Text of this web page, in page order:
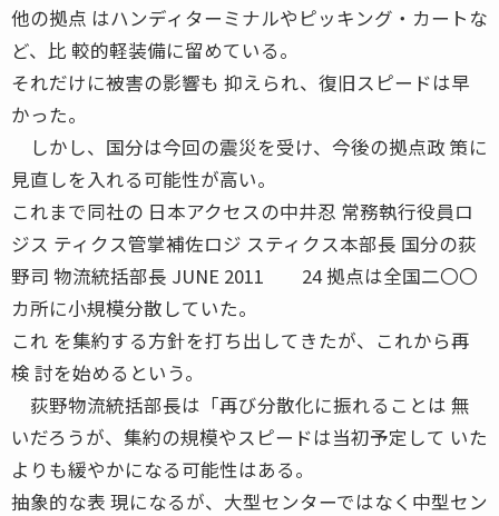
他の拠点 はハンディターミナルやピッキング・カートな
ど、比 較的軽装備に留めている。
それだけに被害の影響も 抑えられ、復旧スピードは早
かった。
しかし、国分は今回の震災を受け、今後の拠点政 策に
見直しを入れる可能性が高い。
これまで同社の 日本アクセスの中井忍 常務執行役員ロ
ジス ティクス管掌補佐ロジ スティクス本部長 国分の荻
野司 物流統括部長 JUNE 2011 24 拠点は全国二〇〇
カ所に小規模分散していた。
これ を集約する方針を打ち出してきたが、これから再
検 討を始めるという。
荻野物流統括部長は「再び分散化に振れることは 無
いだろうが、集約の規模やスピードは当初予定して いた
よりも緩やかになる可能性はある。
抽象的な表 現になるが、大型センターではなく中型セン